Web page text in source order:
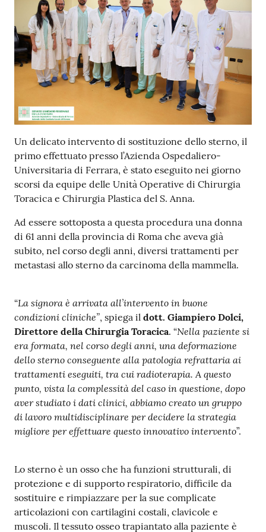
i
n
i
a
z
i
o
n
e
t
r
a
s
p
e
n
t
e
Fornitori
Seguici
Un delicato intervento di sostituzione dello sterno, il
primo effettuato presso l’Azienda Ospedaliero-
Universitaria di Ferrara, è stato eseguito nei giorno
scorsi da equipe delle Unità Operative di Chirurgia
Toracica e Chirurgia Plastica del S. Anna.
Ad essere sottoposta a questa procedura una donna
di 61 anni della provincia di Roma che aveva già
subito, nel corso degli anni, diversi trattamenti per
metastasi allo sterno da carcinoma della mammella.
“La signora è arrivata all’intervento in buone
condizioni cliniche”, spiega il dott. Giampiero Dolci,
Direttore della Chirurgia Toracica. “Nella paziente si
era formata, nel corso degli anni, una deformazione
dello sterno conseguente alla patologia refrattaria ai
trattamenti eseguiti, tra cui radioterapia. A questo
punto, vista la complessità del caso in questione, dopo
aver studiato i dati clinici, abbiamo creato un gruppo
di lavoro multidisciplinare per decidere la strategia
migliore per effettuare questo innovativo intervento”.
Lo sterno è un osso che ha funzioni strutturali, di
protezione e di supporto respiratorio, difficile da
sostituire e rimpiazzare per la sue complicate
articolazioni con cartilagini costali, clavicole e
muscoli. Il tessuto osseo trapiantato alla paziente è